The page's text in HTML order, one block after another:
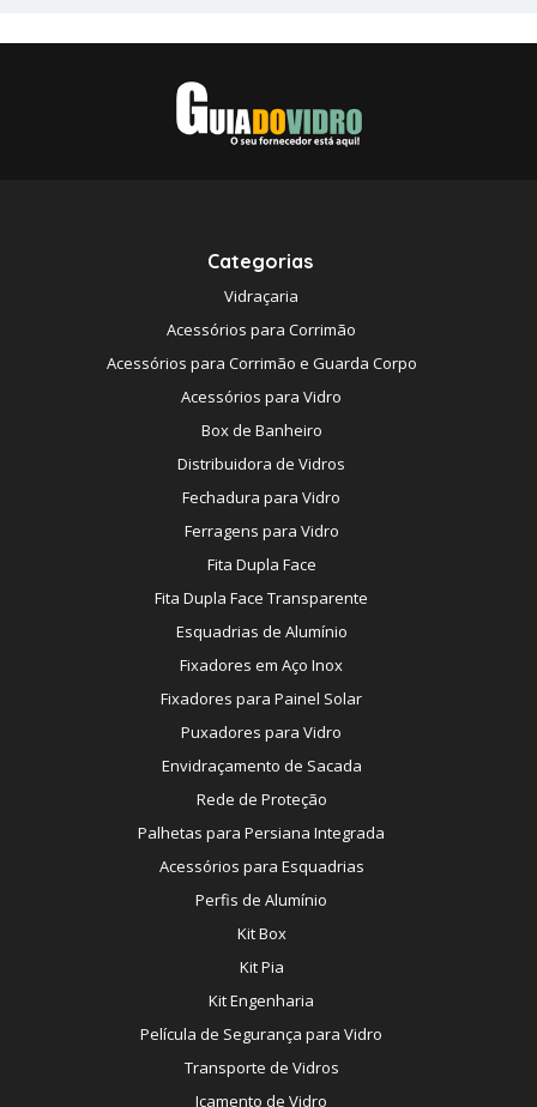
Categorias
Vidraçaria
Acessórios para Corrimão
Acessórios para Corrimão e Guarda Corpo
Acessórios para Vidro
Box de Banheiro
Distribuidora de Vidros
Fechadura para Vidro
Ferragens para Vidro
Fita Dupla Face
Fita Dupla Face Transparente
Esquadrias de Alumínio
Fixadores em Aço Inox
Fixadores para Painel Solar
Puxadores para Vidro
Envidraçamento de Sacada
Rede de Proteção
Palhetas para Persiana Integrada
Acessórios para Esquadrias
Perfis de Alumínio
Kit Box
Kit Pia
Kit Engenharia
Película de Segurança para Vidro
Transporte de Vidros
Içamento de Vidro